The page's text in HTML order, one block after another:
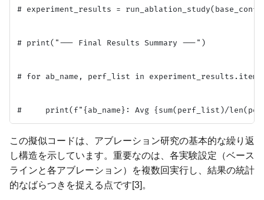
# experiment_results =
# print("--- Final Results Summary ---")
# for ab_name, perf_list in
この擬似コードは、アブレーション研究の基本的な繰り返
し構造を示しています。重要なのは、各実験設定（ベース
ラインと各アブレーション）を複数回実行し、結果の統計
的なばらつきを捉える点です[3]。